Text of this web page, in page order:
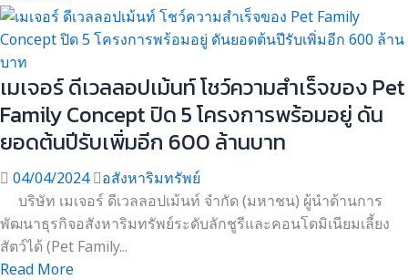
เมเจอร์ ดีเวลลอปเม้นท์ โชว์ความสำเร็จของ Pet
Family Concept ปิด 5 โครงการพร้อมอยู่ ดัน
ยอดต้นปีรับเพิ่มอีก 600 ล้านบาท
04/04/2024
อสังหาริมทรัพย์
บริษัท เมเจอร์ ดีเวลลอปเม้นท์ จำกัด (มหาชน) ผู้นำด้านการ
พัฒนาธุรกิจอสังหาริมทรัพย์ระดับลักชูรีและคอนโดมิเนียมเลี้ยง
สัตว์ได้ (Pet Family...
Read More